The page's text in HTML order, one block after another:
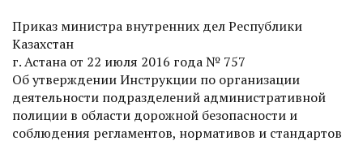
Приказ министра внутренних дел Респуб­лики
Казахстан
г. Астана от 22 июля 2016 года № 757
Об утверждении Инструкции по организации
деятельности подразделений административной
полиции в области дорожной безопасности и
соблюдения регламентов, нормативов и стандартов